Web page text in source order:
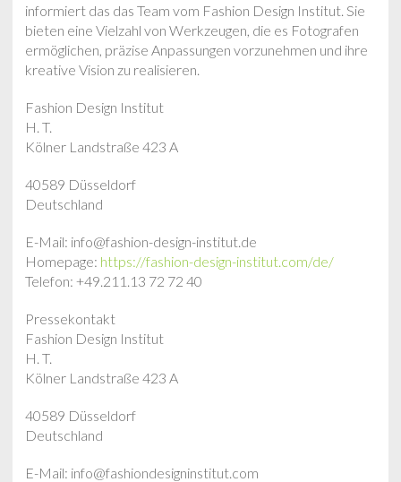
informiert das das Team vom Fashion Design Institut. Sie
bieten eine Vielzahl von Werkzeugen, die es Fotografen
ermöglichen, präzise Anpassungen vorzunehmen und ihre
kreative Vision zu realisieren.
Fashion Design Institut
H. T.
Kölner Landstraße 423 A
40589 Düsseldorf
Deutschland
E-Mail: info@fashion-design-institut.de
Homepage: https://fashion-design-institut.com/de/
Telefon: +49.211.13 72 72 40
Pressekontakt
Fashion Design Institut
H. T.
Kölner Landstraße 423 A
40589 Düsseldorf
Deutschland
E-Mail: info@fashiondesigninstitut.com